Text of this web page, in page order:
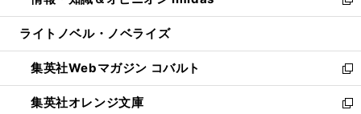
開
ウ
開
く
ン
ウ
で
開
く
ウ
ン
ド
ウ
で
し
ウ
ィ
ン
ド
ライトノベル・ノベライズ
集英社Webマガジン コバルト
新
し
い
集英社オレンジ文庫
新